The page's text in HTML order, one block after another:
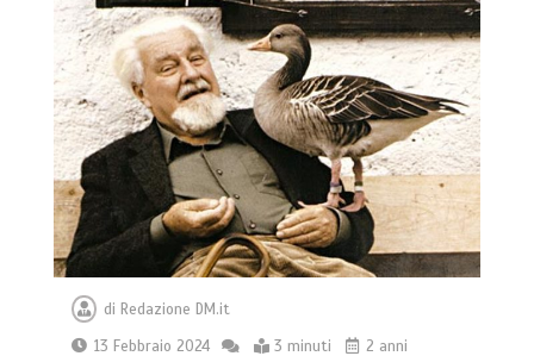
di Redazione DM.it
13 Febbraio 2024
3 minuti 2 anni